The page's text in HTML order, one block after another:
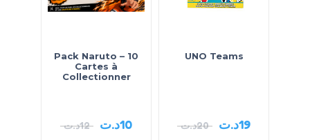
Pack Naruto – 10
Cartes à
Collectionner
12د.ت 10د.ت
UNO Teams
20د.ت 19د.ت